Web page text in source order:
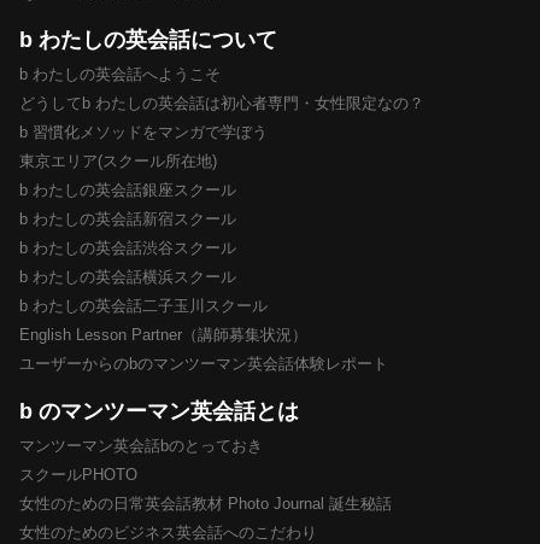
b わたしの英会話について
b わたしの英会話へようこそ
どうしてb わたしの英会話は初心者専門・女性限定なの？
b 習慣化メソッドをマンガで学ぼう
東京エリア(スクール所在地)
b わたしの英会話銀座スクール
b わたしの英会話新宿スクール
b わたしの英会話渋谷スクール
b わたしの英会話横浜スクール
b わたしの英会話二子玉川スクール
English Lesson Partner（講師募集状況）
ユーザーからのbのマンツーマン英会話体験レポート
b のマンツーマン英会話とは
マンツーマン英会話bのとっておき
スクールPHOTO
女性のための日常英会話教材 Photo Journal 誕生秘話
女性のためのビジネス英会話へのこだわり